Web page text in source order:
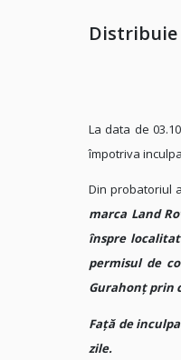
La data de
împotriva
Din probatoriul
marca Land
înspre
permisul de
Gurahonț prin
Faţă de
zile.